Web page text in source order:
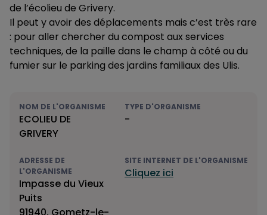
de l’écolieu de Grivery.
Il peut y avoir des déplacements mais c’est très rare
: pour aller chercher du compost aux services
techniques, de la paille dans le champ à côté ou du
fumier sur le parking des jardins familiaux des Ulis.
NOM DE L'ORGANISME
ECOLIEU DE
GRIVERY
TYPE D'ORGANISME
-
ADRESSE DE
L'ORGANISME
Impasse du Vieux
Puits
SITE INTERNET DE L'ORGANISME
Cliquez ici